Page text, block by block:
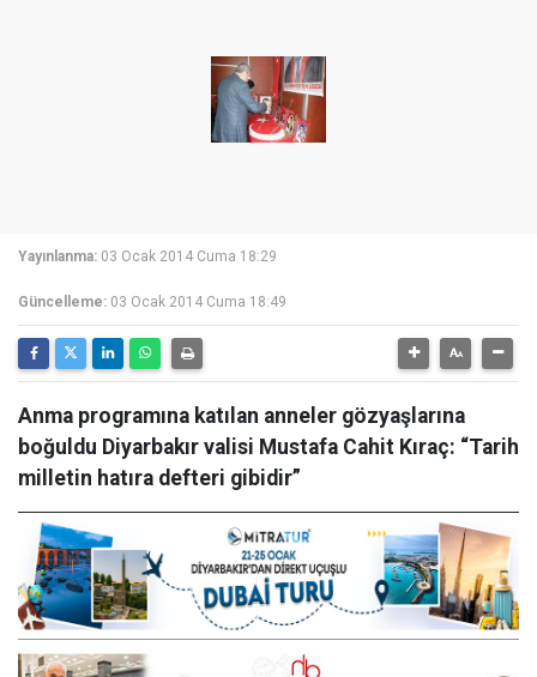
Yayınlanma: 03 Ocak 2014 Cuma 18:29
Güncelleme: 03 Ocak 2014 Cuma 18:49
Anma programına katılan anneler gözyaşlarına
boğuldu Diyarbakır valisi Mustafa Cahit Kıraç: “Tarih
milletin hatıra defteri gibidir”